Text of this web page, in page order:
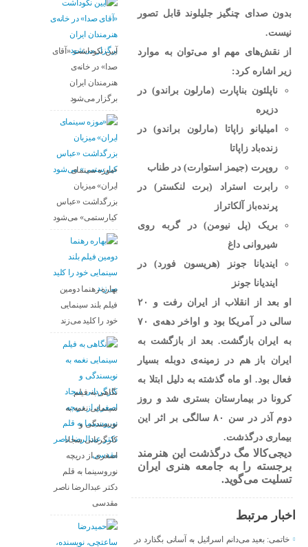
بدون صدای چنگیز جلیلوند قابل تصور
نیست.
از نقش‌های مهم او می‌توان به موارد
زیر اشاره کرد:
ناپلئون بناپارت (مارلون براندو) در
دزیره
امیلیانو زاپاتا (مارلون براندو)‌ در
زنده‌باد زاپاتا
روپرت (جیمز استوارت) در طناب
رابرت استراد (برت لنکستر) در
پرنده‌باز آلکاتراز
بریک (پل نیومن) در گربه روی
شیروانی داغ
ایندیانا جونز (هریسون فورد) در
ایندیانا جونز
او بعد از انقلاب از ایران رفت و ۲۰
سالی در آمریکا بود و اواخر دهه‌ی ۷۰
به ایران بازگشت. بعد از بازگشت به
ایران باز هم در زمینه‌ی دوبله بسیار
فعال بود. او ماه گذشته به دلیل ابتلا به
کرونا در بیمارستان بستری شد و روز
دوم آذر در سن ۸۰ سالگی بر اثر این
بیماری درگذشت.
دیجی‌کالا مگ درگذشت این هنرمند
برجسته را به جامعه هنری ایران
تسلیت می‌گوید.
اخبار مرتبط
خاتمی: بعید می‌دانم اسرائیل به آسانی بگذارد در
آیین نکوداشت «آقای
صدا» در خانه‌ی
هنرمندان ایران
برگزار می‌شود
«موزه سینمای
ایران» میزبان
بزرگداشت «عباس
کیارستمی» می‌شود
بهاره رهنما دومین
فیلم بلند سینمایی
خود را کلید می‌زند
نگاهی به فیلم
سینمایی نغمه به
نویسندگی و
کارگردانی سجاد
اصغری از دریچه
نوروسینما به قلم
دکتر عبدالرضا ناصر
مقدسی